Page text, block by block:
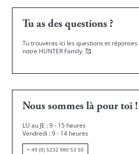
Tu as des questions ?
Tu trouveras ici les questions et
notre HUNTER Family.🥰
Nous sommes là pour toi !
LU au JE : 9 - 15 heures
Vendredi : 9 - 14 heures
+ 49 (0) 5232 980 53 50